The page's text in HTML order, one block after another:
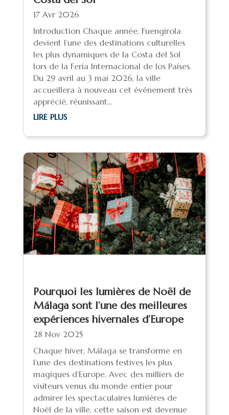
17 Avr 2026
Introduction Chaque année, Fuengirola
devient l’une des destinations culturelles
les plus dynamiques de la Costa del Sol
lors de la Feria Internacional de los Países.
Du 29 avril au 3 mai 2026, la ville
accueillera à nouveau cet événement très
apprécié, réunissant...
LIRE PLUS
Pourquoi les lumières de Noël de
Málaga sont l’une des meilleures
expériences hivernales d’Europe
28 Nov 2025
Chaque hiver, Málaga se transforme en
l’une des destinations festives les plus
magiques d’Europe. Avec des milliers de
visiteurs venus du monde entier pour
admirer les spectaculaires lumières de
Noël de la ville, cette saison est devenue